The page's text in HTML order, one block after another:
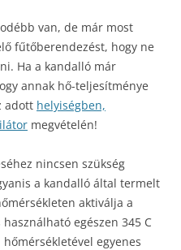
van, de már most
fűtőberendezést, hogy ne
Ha a kandalló már
annak hő-teljesítménye
adott helyiségben,
megvételén!
nincsen szükség
a kandalló által termelt
aktiválja a
egészen 345 C
egyenes